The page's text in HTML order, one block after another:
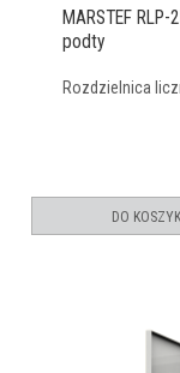
MARSTEF
podty
Rozdzielnica
DO